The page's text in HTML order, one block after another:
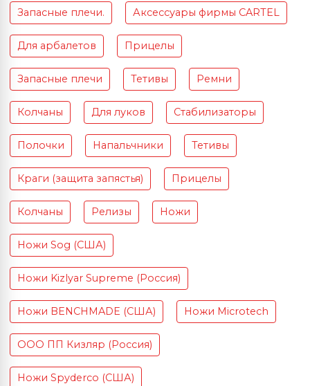
Запасные плечи. Аксессуары фирмы CARTEL
Для арбалетов Прицелы
Запасные плечи Тетивы Ремни
Колчаны Для луков Стабилизаторы
Полочки Напальчники Тетивы
Краги (защита запястья) Прицелы
Колчаны Релизы Ножи
Ножи Sog (США)
Ножи Kizlyar Supreme (Россия)
Ножи BENCHMADE (США) Ножи Microtech
ООО ПП Кизляр (Россия)
Ножи Spyderco (США)